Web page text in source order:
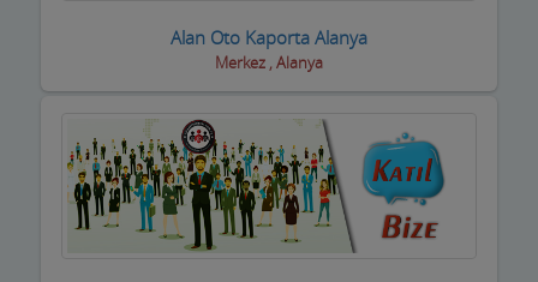
Alan Oto Kaporta Alanya
Merkez , Alanya